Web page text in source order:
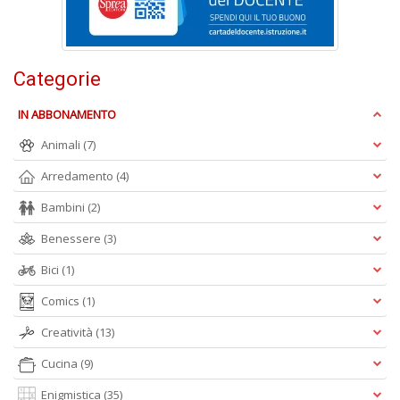
Categorie
IN ABBONAMENTO
Animali (7)
Arredamento (4)
Bambini (2)
Benessere (3)
Bici (1)
Comics (1)
Creatività (13)
Cucina (9)
Enigmistica (35)